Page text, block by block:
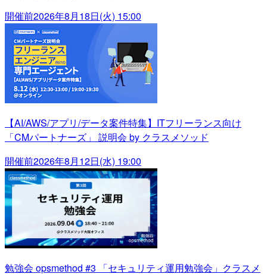
開催前2026年8月18日(火) 15:00
【AI/AWS/アプリ/データ案件特集】ITフリーランス向け
「CMパートナーズ」 説明会 by クラスメソッド
開催前2026年8月12日(水) 19:00
勉強会 opsmethod #3 「セキュリティ運用勉強会」クラスメ